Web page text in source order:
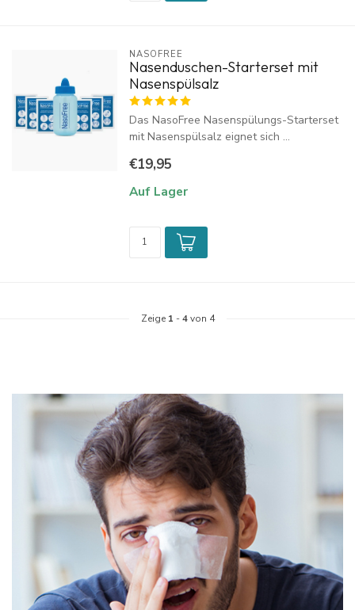
NASOFREE
Nasenduschen-Starterset mit
Nasenspülsalz
Das NasoFree Nasenspülungs-Starterset
mit Nasenspülsalz eignet sich ...
€19,95
Auf Lager
Zeige 1 -4von 4